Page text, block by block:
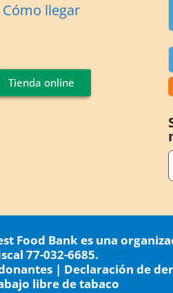
Cómo llegar
Tienda online
Food Bank es una
77-032-6685.
| Declaración de
libre de tabaco